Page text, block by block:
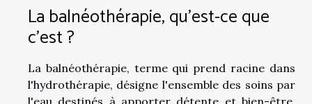
La balnéothérapie, qu'est-ce que
c'est ?
La balnéothérapie, terme qui prend racine dans
l'hydrothérapie, désigne l'ensemble des soins par
l'eau destinés à apporter détente et bien-être.